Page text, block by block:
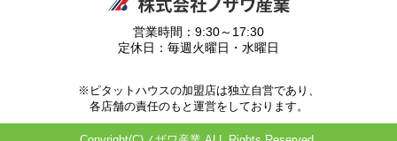
営業時間：9:30～17:30
定休日：毎週火曜日・水曜日
※ピタットハウスの加盟店は独立自営であり、
各店舗の責任のもと運営をしております。